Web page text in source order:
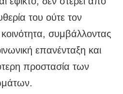
του ούτε τον
συμβάλλοντας
επανένταξη και
προστασία των